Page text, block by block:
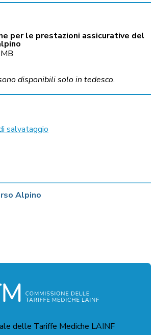
per le prestazioni assicurative del
disponibili solo in tedesco.
salvataggio
Alpino
delle Tariffe Mediche LAINF